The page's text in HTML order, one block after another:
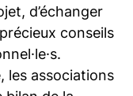
d’échanger
conseils
les associations